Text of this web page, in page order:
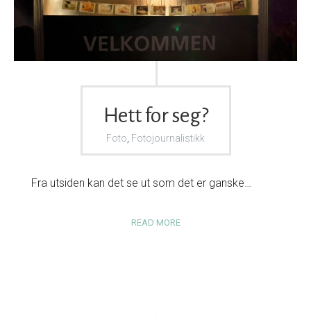
Hett for seg?
Foto Fotojournalistikk
Fra utsiden kan det se ut som det er ganske…
READ MORE